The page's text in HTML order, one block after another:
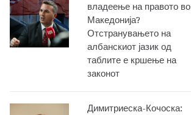
владеење на правото во
Македонија?
Отстранувањето на
албанскиот јазик од
таблите е кршење на
законот
Димитриеска-Кочоска: